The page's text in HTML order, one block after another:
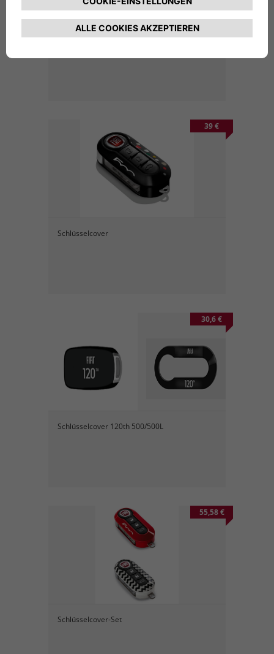
Schlüsselcover
39 €
Schlüsselcover
30,6 €
Schlüsselcover 120th 500/500L
55,58 €
Schlüsselcover-Set